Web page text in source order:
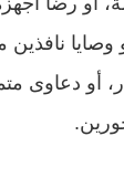
نافذين
أو دعاوى